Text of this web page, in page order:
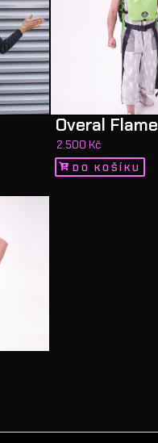
Overal Flame
2.500 Kč
DO KOŠÍKU